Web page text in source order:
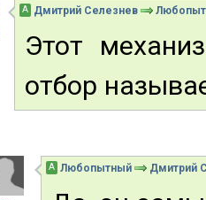
А Дмитрий Селезнев
Этот
отбор
А Любопытный Дмитрий